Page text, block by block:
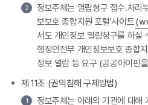
2
정보주체는 열람청구 접수․처
보보호 종합지원 포털'사이트
서도 개인정보 열람청구를 하실
행정안전부 개인정보보호 종
정보 열람 등 요구 (공공아이핀
제 11조 (권익침해 구제방법)
1
정보주체는 아래의 기관에 대해